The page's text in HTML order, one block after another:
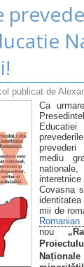
publicat de
Ca
mediu
Covasna
mii de
nou
Naționale